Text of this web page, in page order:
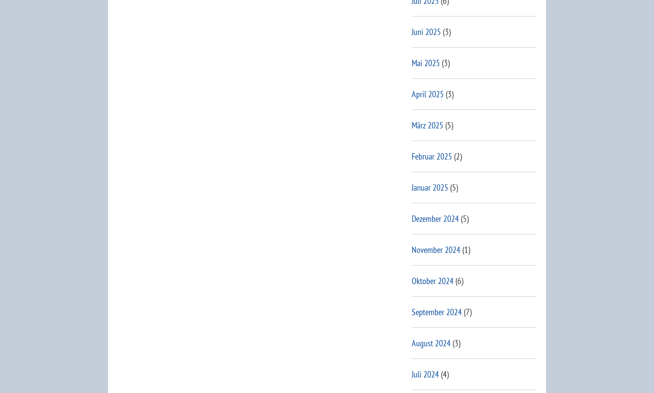
Juni 2025 (3)
Mai 2025 (3)
April 2025 (3)
März 2025 (5)
Februar 2025 (2)
Januar 2025 (5)
Dezember 2024(5)
November 2024(1)
Oktober 2024(6)
September 2024(7)
August 2024(3)
Juli 2024(4)